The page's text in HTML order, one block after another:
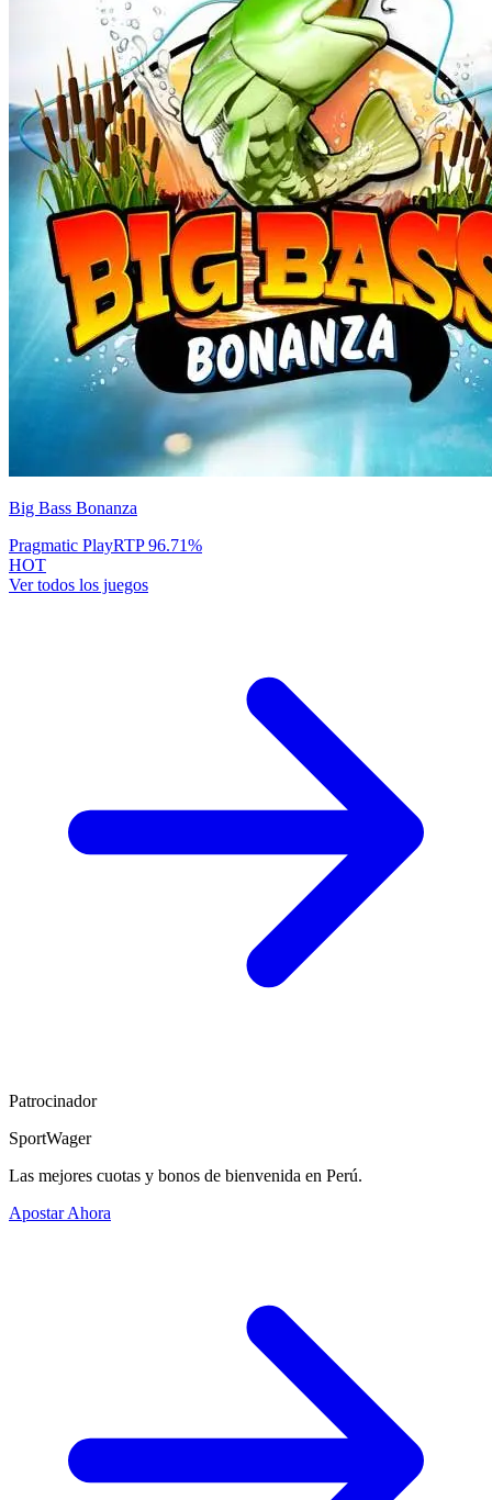
Big Bass Bonanza
Pragmatic PlayRTP96.71%
HOT
Ver todos los juegos
Patrocinador
SportWager
Las mejores cuotas y bonos de bienvenida en Perú.
Apostar Ahora